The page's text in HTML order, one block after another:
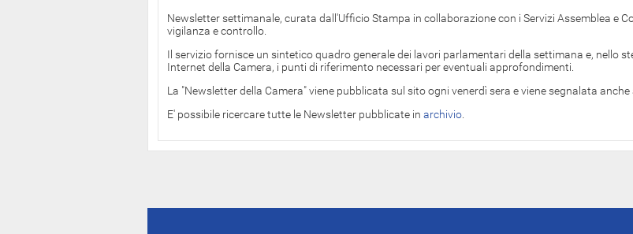
Newsletter settimanale, curata dall'Ufficio Stampa in collaborazione con i Servizi Assemblea e
vigilanza e controllo.
Il servizio fornisce un sintetico quadro generale dei lavori parlamentari della settimana e, nello
Internet della Camera, i punti di riferimento necessari per eventuali approfondimenti.
La "Newsletter della Camera" viene pubblicata sul sito ogni venerdì sera e viene segnalata
E' possibile ricercare tutte le Newsletter pubblicate in archivio